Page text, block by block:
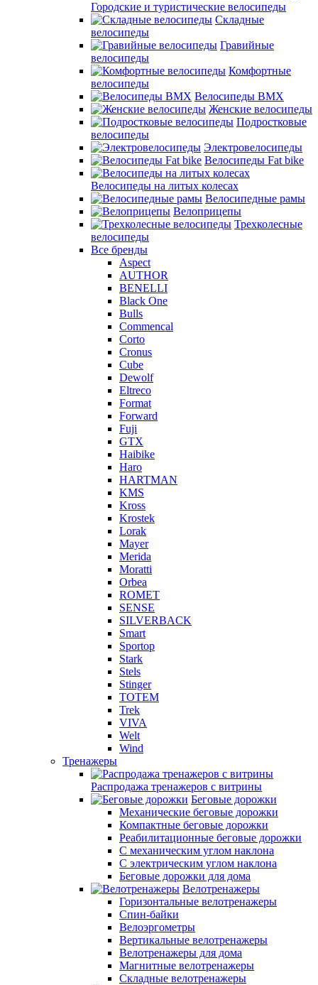
Городские и туристические велосипеды
Складные
велосипеды
Гравийные
велосипеды
Комфортные
велосипеды
Велосипеды BMX
Женские велосипеды
Подростковые
велосипеды
Электровелосипеды
Велосипеды Fat bike
Велосипеды на литых колесах
Велосипедные рамы
Велоприцепы
Трехколесные
велосипеды
Все бренды
Aspect
AUTHOR
BENELLI
Black One
Bulls
Commencal
Corto
Cronus
Cube
Dewolf
Eltreco
Format
Forward
Fuji
GTX
Haibike
Haro
HARTMAN
KMS
Kross
Krostek
Lorak
Mayer
Merida
Moratti
Orbea
ROMET
SENSE
SILVERBACK
Smart
Sportop
Stark
Stels
Stinger
TOTEM
Trek
VIVA
Welt
Wind
Тренажеры
Распродажа тренажеров с витрины
Беговые дорожки
Механические беговые дорожки
Компактные беговые дорожки
Реабилитационные беговые дорожки
С механическим углом наклона
С электрическим углом наклона
Беговые дорожки для дома
Велотренажеры
Горизонтальные велотренажеры
Спин-байки
Велоэргометры
Вертикальные велотренажеры
Велотренажеры для дома
Магнитные велотренажеры
Складные велотренажеры